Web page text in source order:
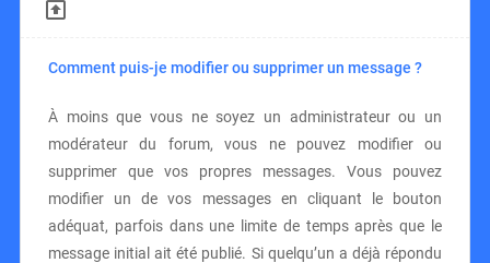
Comment puis-je modifier ou supprimer un message ?
À moins que vous ne soyez un administrateur ou un
modérateur du forum, vous ne pouvez modifier ou
supprimer que vos propres messages. Vous pouvez
modifier un de vos messages en cliquant le bouton
adéquat, parfois dans une limite de temps après que le
message initial ait été publié. Si quelqu’un a déjà répondu